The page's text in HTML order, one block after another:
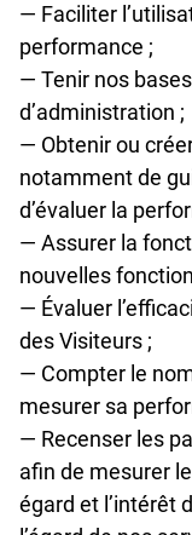
— Faciliter
performance ;
— Tenir nos
d’administration ;
— Obtenir ou
notamment de
d’évaluer la
— Assurer la
nouvelles
— Évaluer
des Visiteurs ;
— Compter le
mesurer sa
— Recenser les
afin de mesurer
égard et l’intérêt